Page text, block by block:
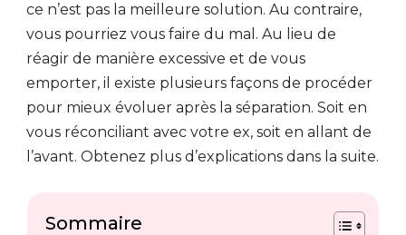
ce n’est pas la meilleure solution. Au contraire,
vous pourriez vous faire du mal. Au lieu de
réagir de manière excessive et de vous
emporter, il existe plusieurs façons de procéder
pour mieux évoluer après la séparation. Soit en
vous réconciliant avec votre ex, soit en allant de
l’avant. Obtenez plus d’explications dans la suite.
Sommaire